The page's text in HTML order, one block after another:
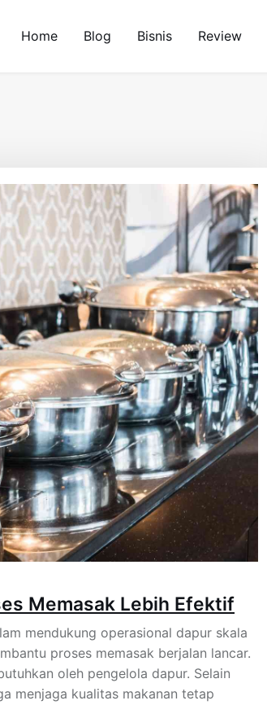
Home Blog Bisnis Review
Memasak Lebih Efektif
mendukung operasional dapur skala
proses memasak berjalan lancar.
oleh pengelola dapur. Selain
menjaga kualitas makanan tetap